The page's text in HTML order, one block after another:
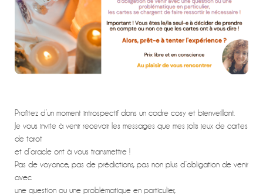
Profitez d’un moment introspectif dans un cadre cosy et bienveillant.
Je vous invite à venir recevoir les messages que mes jolis jeux de cartes
de tarot
et d’oracle ont à vous transmettre !
Pas de voyance, pas de prédictions, pas non plus d’obligation de venir
avec
une question ou une problématique en particulier,